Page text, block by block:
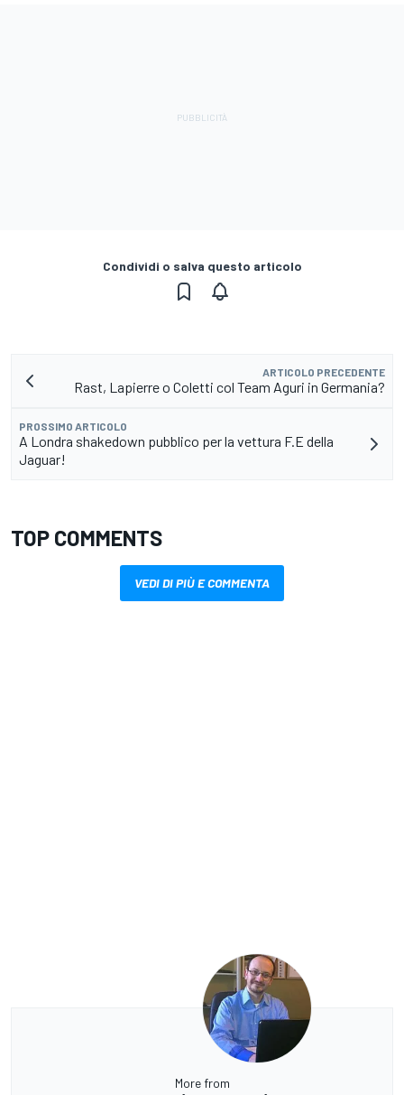
Condividi o salva questo articolo
ARTICOLO PRECEDENTE
Rast, Lapierre o Coletti col Team Aguri in Germania?
PROSSIMO ARTICOLO
A Londra shakedown pubblico per la vettura F.E della
Jaguar!
TOP COMMENTS
VEDI DI PIÙ E COMMENTA
More from